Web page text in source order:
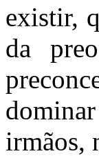
existir,
da
irmãos,